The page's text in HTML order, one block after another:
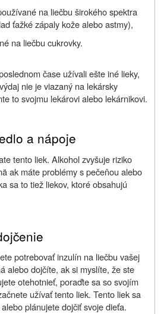
na liečbu širokého spektra
ťažké zápaly kože alebo astmy),
na liečbu cukrovky.
čase užívali ešte iné lieky,
nie je viazaný na lekársky
to svojmu lekárovi alebo lekárnikovi.
a nápoje
tento liek. Alkohol zvyšuje riziko
ak máte problémy s pečeňou alebo
sa to tiež liekov, ktoré obsahujú
potrebovať inzulín na liečbu vašej
alebo dojčíte, ak si myslíte, že ste
otehotnieť, poraďte sa so svojím
užívať tento liek. Tento liek sa
plánujete dojčiť svoje dieťa.